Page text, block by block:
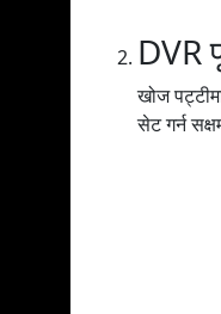
DVR
खोज
सेट गर्न